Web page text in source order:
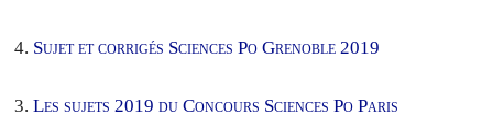
4. Sujet et corrigés Sciences Po Grenoble 2019
3.Les sujets 2019 du Concours Sciences Po Paris